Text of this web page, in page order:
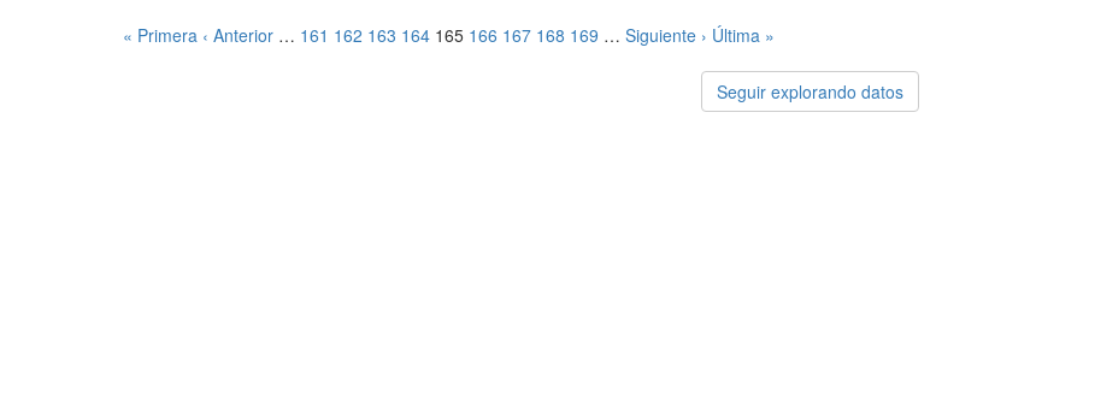
« Primera ‹ Anterior … 161 162 163 164 165 166 167 168 169 … Siguiente › Última »
Seguir explorando datos